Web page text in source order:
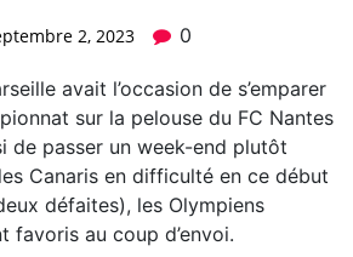
2, 2023 0
avait l’occasion de s’emparer
sur la pelouse du FC Nantes
de passer un week-end plutôt
Canaris en difficulté en ce début
défaites), les Olympiens
favoris au coup d’envoi.